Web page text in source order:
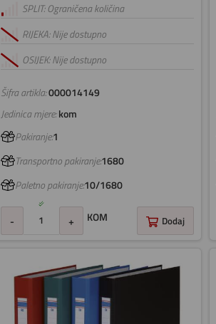
Šifra artikla:000014149
SPLIT: Ograničena količina
RIJEKA: Nije dostupno
OSIJEK: Nije dostupno
Jedinica mjere: kom
Pakiranje:1
Transportno pakiranje:1680
Paletno pakiranje:10/1680
- + KOM Dodaj